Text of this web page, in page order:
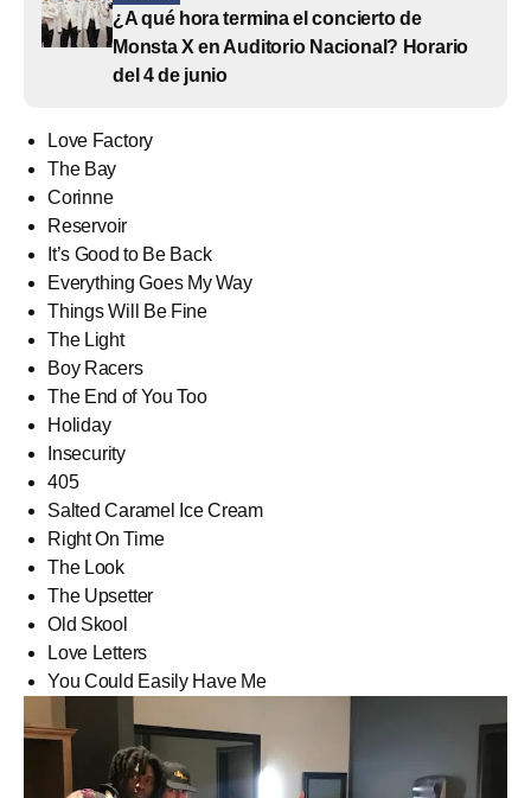
¿A qué hora termina el concierto de
Monsta X en Auditorio Nacional? Horario
del 4 de junio
Love Factory
The Bay
Corinne
Reservoir
It’s Good to Be Back
Everything Goes My Way
Things Will Be Fine
The Light
Boy Racers
The End of You Too
Holiday
Insecurity
405
Salted Caramel Ice Cream
Right On Time
The Look
The Upsetter
Old Skool
Love Letters
You Could Easily Have Me